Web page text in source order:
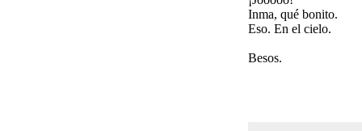
Inma, qué bonito.
Eso. En el cielo.
Besos.